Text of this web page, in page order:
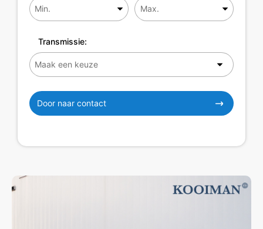
Transmissie:
Door naar contact